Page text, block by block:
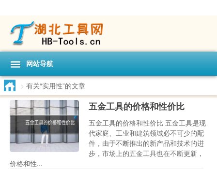
网站导航
> 有关“实用性”的文章
五金工具的价格和性价比
五金工具的价格和性价比 五金工具是现
代家庭、工业和建筑领域必不可少的配
件，由于不断推出的新产品和技术的进
步，市场上的五金工具也在不断更新，
价格和性...